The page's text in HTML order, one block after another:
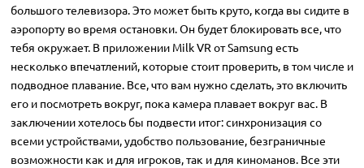
большого телевизора. Это может быть круто, когда вы сидите в
аэропорту во время остановки. Он будет блокировать все, что
тебя окружает. В приложении Milk VR от Samsung есть
несколько впечатлений, которые стоит проверить, в том числе и
подводное плавание. Все, что вам нужно сделать, это включить
его и посмотреть вокруг, пока камера плавает вокруг вас. В
заключении хотелось бы подвести итог: синхронизация со
всеми устройствами, удобство пользование, безграничные
возможности как и для игроков, так и для киноманов. Все эти